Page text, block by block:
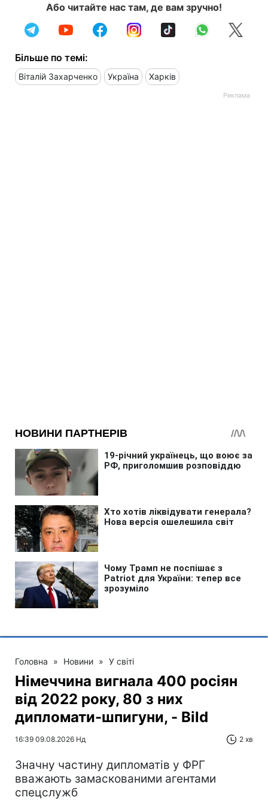
Або читайте нас там, де вам зручно!
Більше по темі:
Віталій Захарченко Україна Харків
Головна » Новини » У світі
Німеччина вигнала 400 росіян
від 2022 року, 80 з них
дипломати-шпигуни, - Bild
16:39 09.08.2026 Нд 2 хв
Значну частину дипломатів у ФРГ
вважають замаскованими агентами
спецслужб